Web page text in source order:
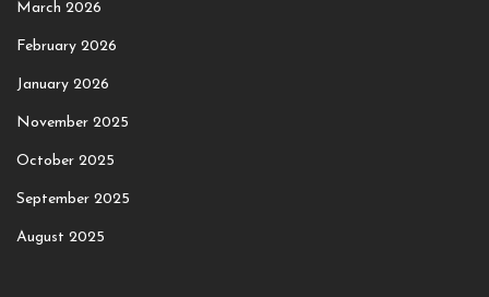
March 2026
February 2026
January 2026
November 2025
October 2025
September 2025
August 2025